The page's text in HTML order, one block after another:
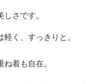
さです。
く、すっきりと。
着も自在。